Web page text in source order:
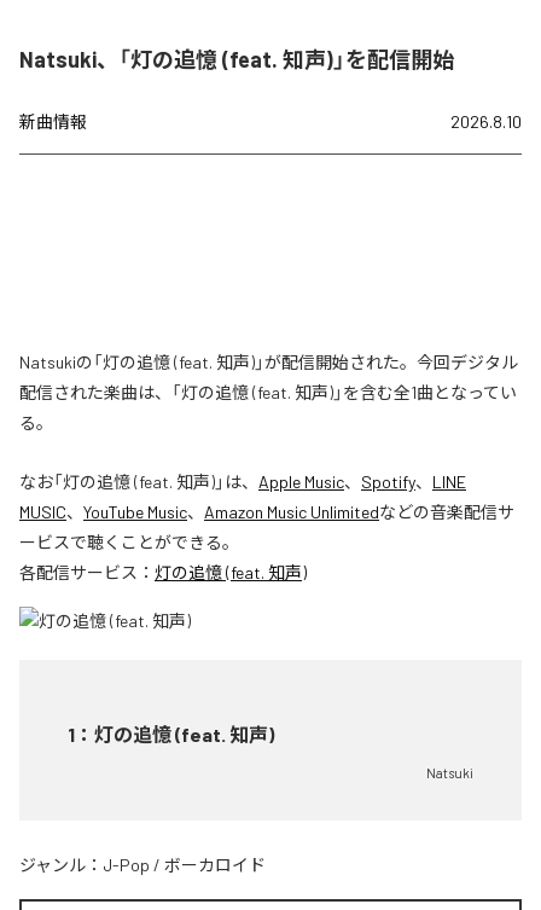
Natsuki、「灯の追憶 (feat. 知声)」を配信開始
新曲情報 2026.8.10
Natsukiの「灯の追憶 (feat. 知声)」が配信開始された。今回デジタル
配信された楽曲は、「灯の追憶 (feat. 知声)」を含む全1曲となってい
る。
なお「灯の追憶 (feat. 知声)」は、 Apple Music、 Spotify、 LINE
MUSIC、 YouTube Music、 Amazon Music Unlimitedなどの音楽配信サ
ービスで聴くことができる。
各配信サービス： 灯の追憶 (feat. 知声)
1 ： 灯の追憶 (feat. 知声)
Natsuki
ジャンル： J-Pop / ボーカロイド